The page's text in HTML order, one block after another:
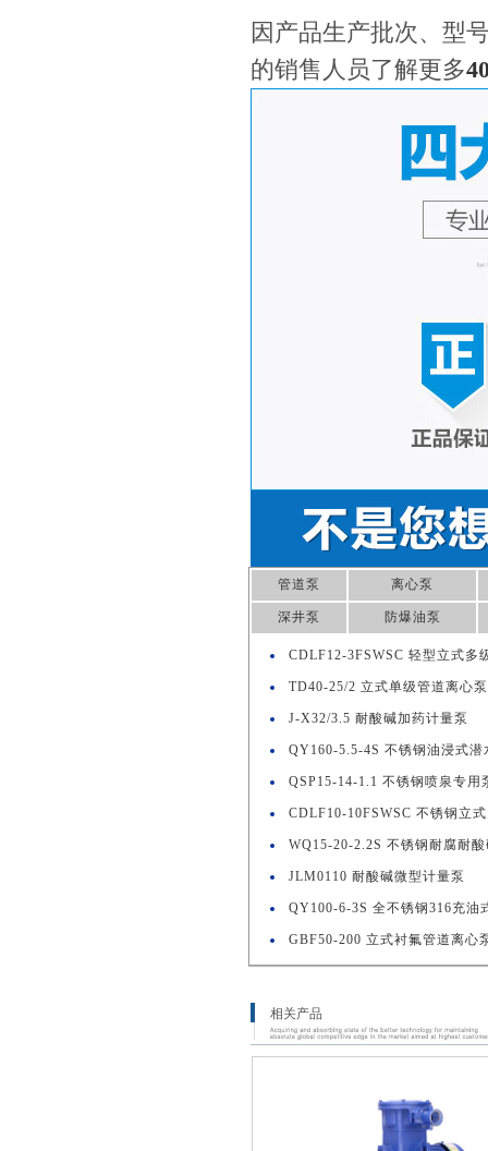
因产品生产批次、型
的销售人员了解更多
管道泵 离心泵
深井泵 防爆油泵
CDLF12-3FSWSC 轻型立式多
TD40-25/2 立式单级管道离心泵
J-X32/3.5 耐酸碱加药计量泵
QY160-5.5-4S 不锈钢油浸式潜
QSP15-14-1.1 不锈钢喷泉专用
CDLF10-10FSWSC 不锈钢立
WQ15-20-2.2S 不锈钢耐腐耐
JLM0110 耐酸碱微型计量泵
QY100-6-3S 全不锈钢316充油
GBF50-200 立式衬氟管道离心
相关产品